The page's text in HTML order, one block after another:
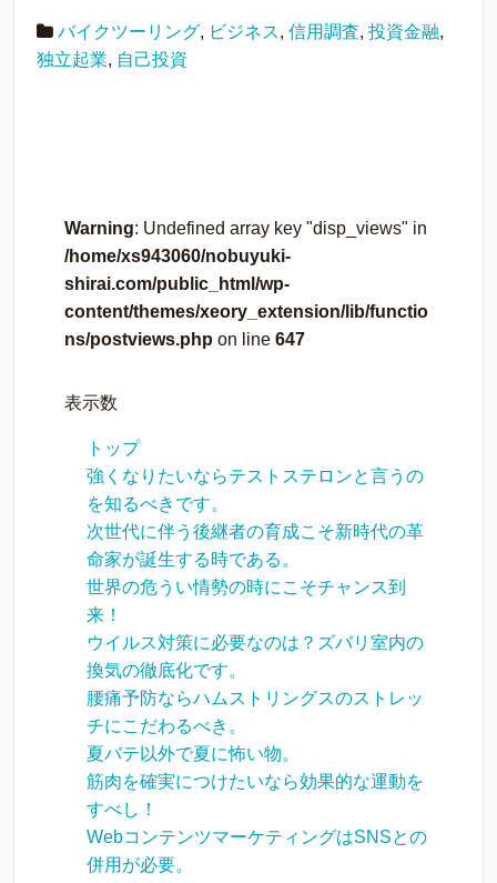
バイクツーリング, ビジネス, 信用調査, 投資金融,
独立起業, 自己投資
Warning: Undefined array key "disp_views" in
/home/xs943060/nobuyuki-
shirai.com/public_html/wp-
content/themes/xeory_extension/lib/functio
ns/postviews.php on line 647
表示数
トップ
強くなりたいならテストステロンと言うの
を知るべきです。
次世代に伴う後継者の育成こそ新時代の革
命家が誕生する時である。
世界の危うい情勢の時にこそチャンス到
来！
ウイルス対策に必要なのは？ズバリ室内の
換気の徹底化です。
腰痛予防ならハムストリングスのストレッ
チにこだわるべき。
夏バテ以外で夏に怖い物。
筋肉を確実につけたいなら効果的な運動を
すべし！
WebコンテンツマーケティングはSNSとの
併用が必要。